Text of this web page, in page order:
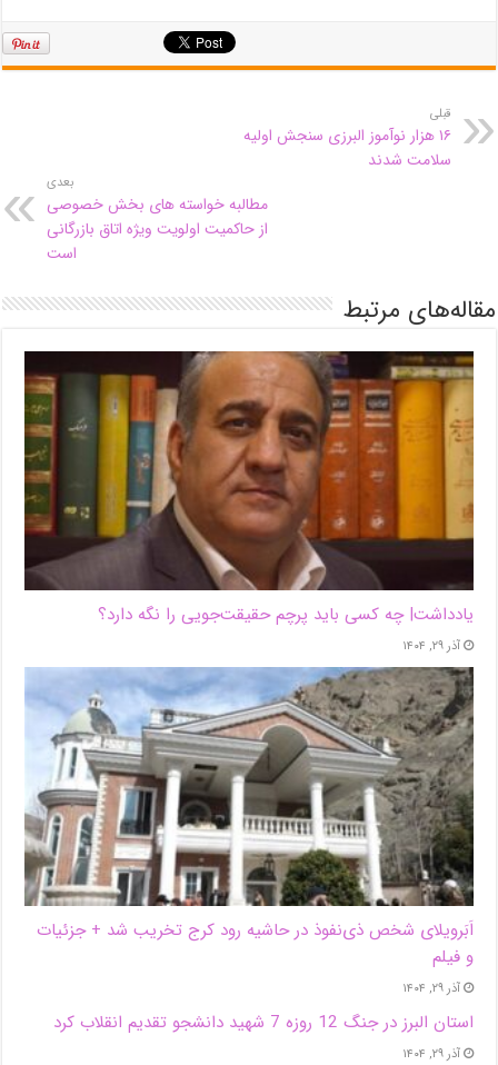
قبلی
۱۶ هزار نوآموز البرزی سنجش اولیه
سلامت شدند
بعدی
مطالبه خواسته های بخش خصوصی
از حاکمیت اولویت ویژه اتاق بازرگانی
است
مقاله‌های مرتبط
یادداشت| ‌چه کسی باید پرچم حقیقت‌جویی را نگه دارد؟
آذر ۲۹, ۱۴۰۴
اَبَر‌ویلای شخص ذی‌نفوذ در حاشیه‌ رود کرج تخریب شد + جزئیات
و فیلم
آذر ۲۹, ۱۴۰۴
استان البرز در جنگ 12 روزه 7 شهید دانشجو تقدیم انقلاب کرد
آذر ۲۹, ۱۴۰۴